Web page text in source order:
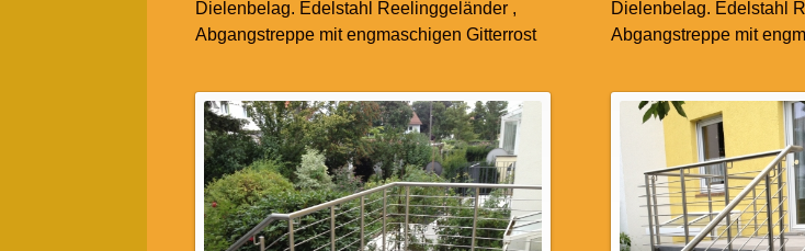
Dielenbelag. Edelstahl Reelinggeländer ,
Abgangstreppe mit engmaschigen Gitterrost
Dielenbelag. Edelstahl
Abgangstreppe mit